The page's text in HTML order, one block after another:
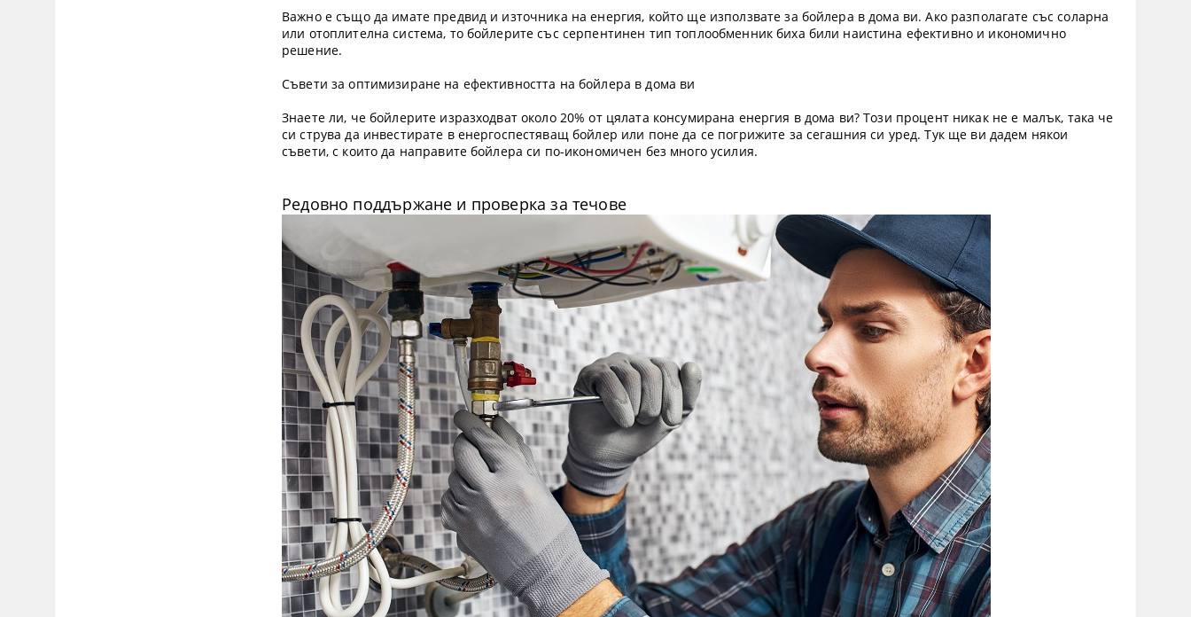
Важно е също да имате предвид и източника на енергия, който ще използвате за бойлера в дома ви. Ако разполагате със соларна
или отоплителна система, то бойлерите със серпентинен тип топлообменник биха били наистина ефективно и икономично
решение.
Съвети за оптимизиране на ефективността на бойлера в дома ви
Знаете ли, че бойлерите изразходват около 20% от цялата консумирана енергия в дома ви? Този процент никак не е малък, така че
си струва да инвестирате в енергоспестяващ бойлер или поне да се погрижите за сегашния си уред. Тук ще ви дадем някои
съвети, с които да направите бойлера си по-икономичен без много усилия.
Редовно поддържане и проверка за течове